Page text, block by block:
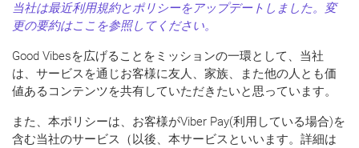
当社は最近利用規約とポリシーをアップデートしました。変
更の要約はここ を参照してください。
Good Vibesを広げることをミッションの一環として、当社
は、サービスを通じお客様に友人、家族、また他の人とも価
値あるコンテンツを共有していただきたいと思っています。
また、本ポリシーは、お客様がViber Pay(利用している場合)を
含む当社のサービス（以後、本サービスといいます。詳細は